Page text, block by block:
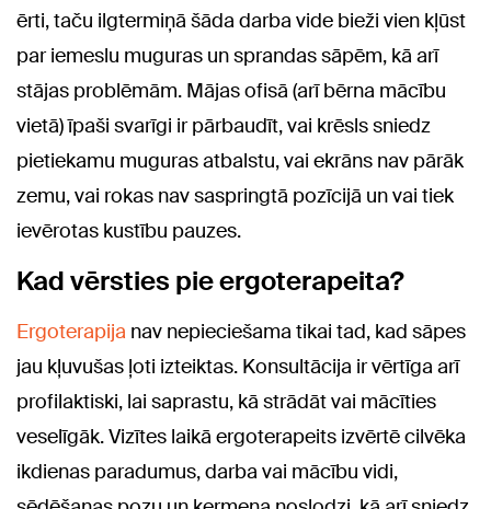
ērti, taču ilgtermiņā šāda darba vide bieži vien kļūst
par iemeslu muguras un sprandas sāpēm, kā arī
stājas problēmām. Mājas ofisā (arī bērna mācību
vietā) īpaši svarīgi ir pārbaudīt, vai krēsls sniedz
pietiekamu muguras atbalstu, vai ekrāns nav pārāk
zemu, vai rokas nav saspringtā pozīcijā un vai tiek
ievērotas kustību pauzes.
Kad vērsties pie ergoterapeita?
Ergoterapija nav nepieciešama tikai tad, kad sāpes
jau kļuvušas ļoti izteiktas. Konsultācija ir vērtīga arī
profilaktiski, lai saprastu, kā strādāt vai mācīties
veselīgāk. Vizītes laikā ergoterapeits izvērtē cilvēka
ikdienas paradumus, darba vai mācību vidi,